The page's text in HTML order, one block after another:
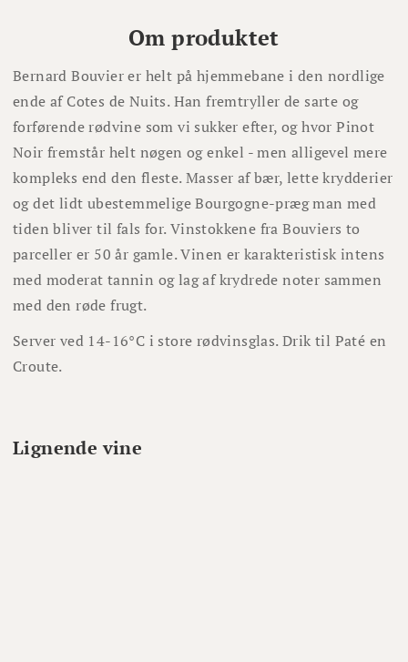
Om produktet
Bernard Bouvier er helt på hjemmebane i den nordlige
ende af Cotes de Nuits. Han fremtryller de sarte og
forførende rødvine som vi sukker efter, og hvor Pinot
Noir fremstår helt nøgen og enkel - men alligevel mere
kompleks end den fleste. Masser af bær, lette krydderier
og det lidt ubestemmelige Bourgogne-præg man med
tiden bliver til fals for. Vinstokkene fra Bouviers to
parceller er 50 år gamle. Vinen er karakteristisk intens
med moderat tannin og lag af krydrede noter sammen
med den røde frugt.
Server ved 14-16°C i store rødvinsglas. Drik til Paté en
Croute.
Lignende vine